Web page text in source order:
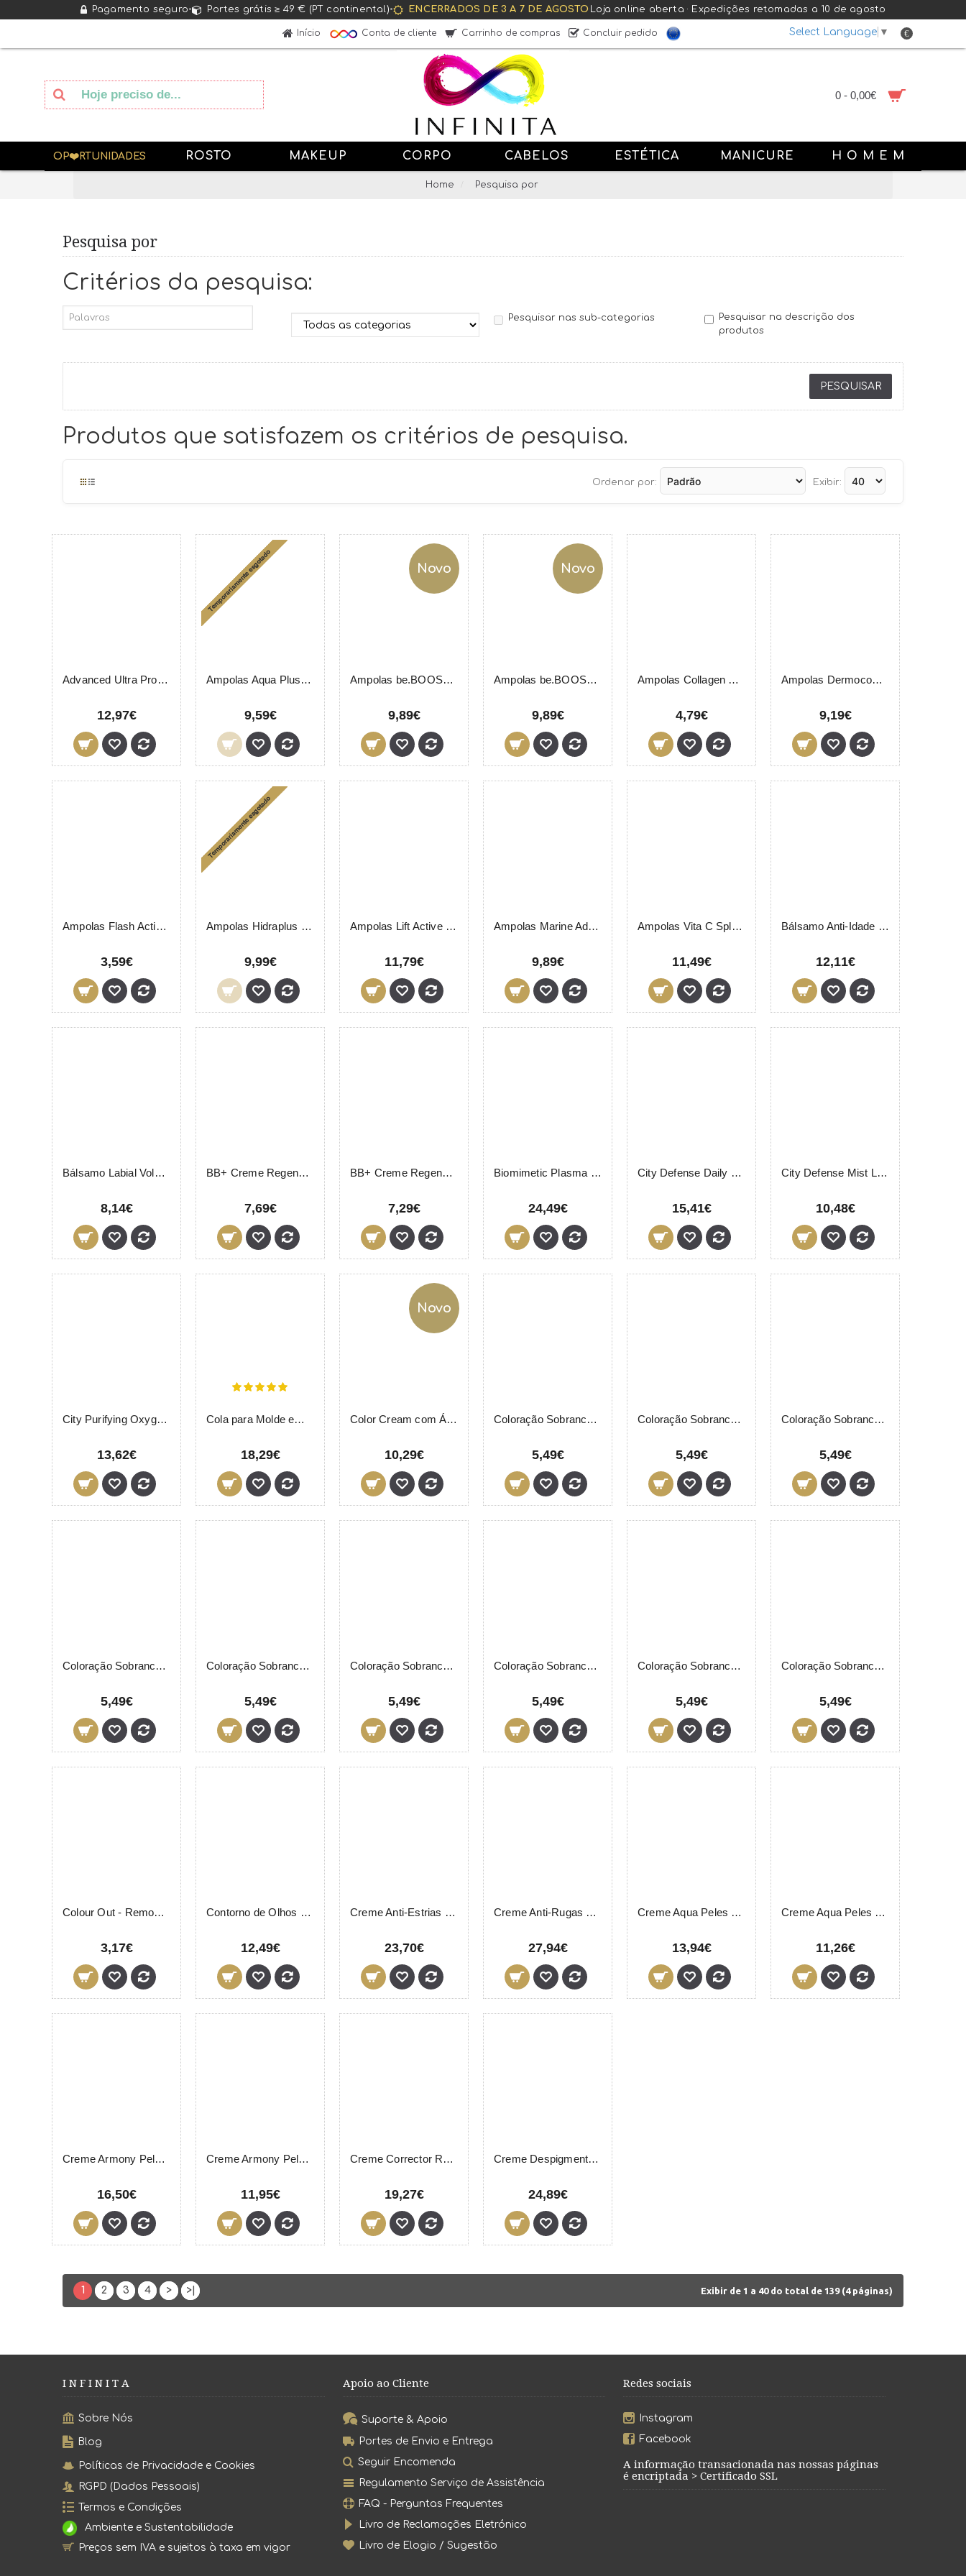
Pagamento seguro• Portes grátis ≥ 49 € (PT continental)• ENCERRADOS DE 3 A 7 DE AGOSTO· Loja online aberta · Expedições retomadas a 10 de agosto
Select Language ▼
Início Conta de cliente Carrinho de compras Concluir pedido €
0 - 0,00€
OP❤️RTUNIDADES ROSTO MAKEUP CORPO CABELOS ESTÉTICA MANICURE H O M E M
Home Pesquisa por
Pesquisa por
Critérios da pesquisa:
Pesquisar nas sub-categorias
Pesquisar na descrição dos
produtos
Produtos que satisfazem os critérios de pesquisa.
Exibir:
Ordenar por:
Advanced Ultra Proteção Facial 50+ SPF LevisSime 50ml
12,97€
Ampolas Aqua Plus LevisSime 6x3ml
9,59€
Novo
Ampolas be.BOOSTER Armony+ LevisSime 6x3ml
9,89€
Novo
Ampolas be.BOOSTER Hydrage LevisSime 6x3ml
9,89€
Ampolas Collagen Plus LevisSime 2x10ml
4,79€
Ampolas Dermocomplex LevisSime 6x3ml
9,19€
Ampolas Flash Active LevisSime 2x2ml
3,59€
Ampolas Hidraplus LevisSime 6x3ml
9,99€
Ampolas Lift Active + Make-up Fixer LeviSsime 6x3ml
11,79€
Ampolas Marine Adstringentes LevisSime 6x3ml
9,89€
Ampolas Vita C Splendor LevisSime 6x3ml
11,49€
Bálsamo Anti-Idade Contorno de Olhos LevisSime 15ml
12,11€
Bálsamo Labial Voluminizador Vita C Splendor LevisSime 15ml
8,14€
BB+ Creme Regenerador LevisSime Tom Claro 30ml
7,69€
BB+ Creme Regenerador LevisSime Tom Escuro 30ml
7,29€
Biomimetic Plasma LevisSime 50ml
24,49€
City Defense Daily Cream SPF 20 LevisSime 50ml
15,41€
City Defense Mist LevisSime 100ml
10,48€
City Purifying Oxygen Mask LevisSime 100ml
13,62€
Cola para Molde em Silicone Permanente Pestanas LevisSime 5ml
18,29€
Novo
Color Cream com Ácido Hialurónico LevisSime 50ml
10,29€
Coloração Sobrancelhas 1 Preto LeviSsime 15ml
5,49€
Coloração Sobrancelhas 1-1 Grafite LeviSsime 15ml
5,49€
Coloração Sobrancelhas 7-5 Castanho LeviSsime 15ml
5,49€
Coloração Sobrancelhas 7-7 Castanho Claro LeviSsime 15ml
5,49€
Coloração Sobrancelhas 8 Louro LeviSsime 15ml
5,49€
Coloração Sobrancelhas A-66 Azul LeviSsime 15ml
5,49€
Coloração Sobrancelhas C-4 Cobre LeviSsime 15ml
5,49€
Coloração Sobrancelhas I -11 Ice LeviSsime 15ml
5,49€
Coloração Sobrancelhas R-5 Vermelho Vinho LeviSsime 15ml
5,49€
Colour Out - Removedor de Coloração de Sobrancelhas LeviSsime 3ml + 3ml
3,17€
Contorno de Olhos Vita C Splendor LevisSime 15ml
12,49€
Creme Anti-Estrias LevisSime 200ml
23,70€
Creme Anti-Rugas LONGEVITY SPF15 LevisSime 50ml
27,94€
Creme Aqua Peles Secas Dia LevisSime 200ml
13,94€
Creme Aqua Peles Secas Dia LevisSime 50ml
11,26€
Creme Armony Peles Oleosas LevisSime 200ml
16,50€
Creme Armony Peles Oleosas LevisSime 50ml
11,95€
Creme Corrector Rugas LevisSime 200ml
19,27€
Creme Despigmentante White2 LevisSime 200ml
24,89€
1 2 3 4 > >| Exibir de 1 a 40 do total de 139 (4 páginas)
I N F I N I T A
Sobre Nós
Blog
Políticas de Privacidade e Cookies
RGPD (Dados Pessoais)
Termos e Condições
Ambiente e Sustentabilidade
Preços sem IVA e sujeitos à taxa em vigor
Apoio ao Cliente
Suporte & Apoio
Portes de Envio e Entrega
Seguir Encomenda
Regulamento Serviço de Assistência
FAQ - Perguntas Frequentes
Livro de Reclamações Eletrónico
Livro de Elogio / Sugestão
Redes sociais
Instagram
Facebook
A informação transacionada nas nossas páginas
é encriptada > Certificado SSL